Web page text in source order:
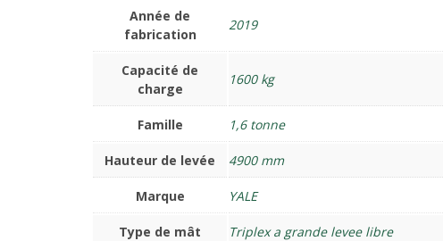
Année de
fabrication
2019
Capacité de
charge
1600 kg
Famille 1,6 tonne
Hauteur de levée 4900 mm
Marque YALE
Type de mât Triplex a grande levee libre